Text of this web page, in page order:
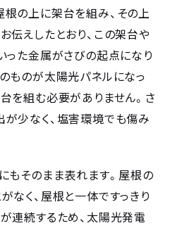
の上に架台を組み、その上
伝えしたとおり、この架台や
った金属がさびの起点になり
ものが太陽光パネルになっ
を組む必要がありません。さ
少なく、塩害環境でも傷み
もそのまま表れます。屋根の
なく、屋根と一体ですっきり
連続するため、太陽光発電